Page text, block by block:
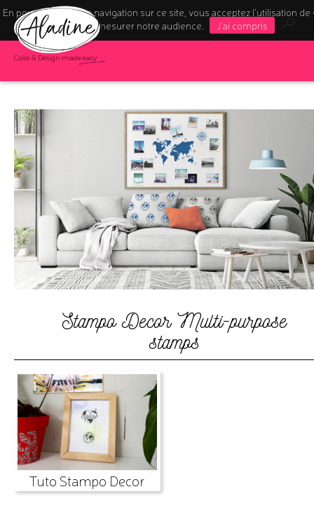
En poursuivant votre navigation sur ce site, vous acceptez l’utilisation de
pour mesurer notre audience.
J'ai compris
Color & Design made easy
Stampo DecorMulti-purpose
stamps
Tuto Stampo Decor